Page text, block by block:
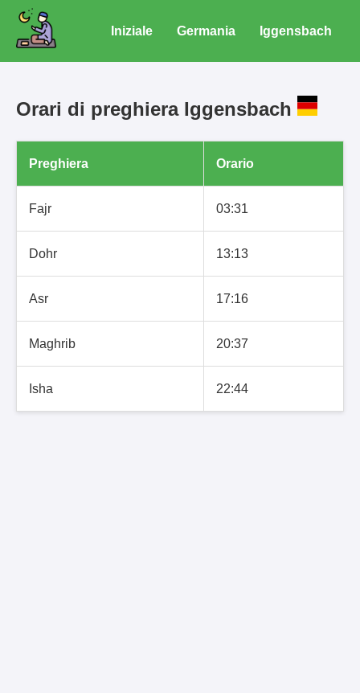
Iniziale Germania Iggensbach
Orari di preghiera Iggensbach
Preghiera Orario
Fajr 03:31
Dohr 13:13
Asr 17:16
Maghrib 20:37
Isha 22:44